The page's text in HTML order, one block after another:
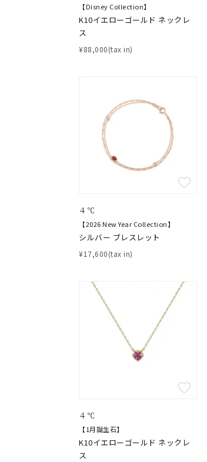
【Disney Collection】
K10イエローゴールド ネックレ
ス
¥88,000(tax in)
４℃
【2026 New Year Collection】
シルバー ブレスレット
¥17,600(tax in)
４℃
【1月誕生石】
K10イエローゴールド ネックレ
ス